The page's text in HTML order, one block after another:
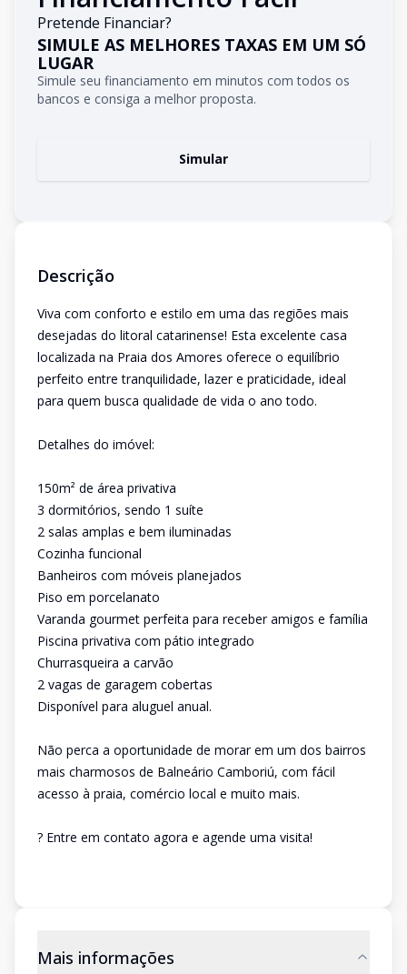
Pretende Financiar?
SIMULE AS MELHORES TAXAS EM UM SÓ
LUGAR
Simule seu financiamento em minutos com todos os
bancos e consiga a melhor proposta.
Simular
Descrição
Viva com conforto e estilo em uma das regiões mais
desejadas do litoral catarinense! Esta excelente casa
localizada na Praia dos Amores oferece o equilíbrio
perfeito entre tranquilidade, lazer e praticidade, ideal
para quem busca qualidade de vida o ano todo.
Detalhes do imóvel:
150m² de área privativa
3 dormitórios, sendo 1 suíte
2 salas amplas e bem iluminadas
Cozinha funcional
Banheiros com móveis planejados
Piso em porcelanato
Varanda gourmet perfeita para receber amigos e família
Piscina privativa com pátio integrado
Churrasqueira a carvão
2 vagas de garagem cobertas
Disponível para aluguel anual.
Não perca a oportunidade de morar em um dos bairros
mais charmosos de Balneário Camboriú, com fácil
acesso à praia, comércio local e muito mais.
? Entre em contato agora e agende uma visita!
Mais informações